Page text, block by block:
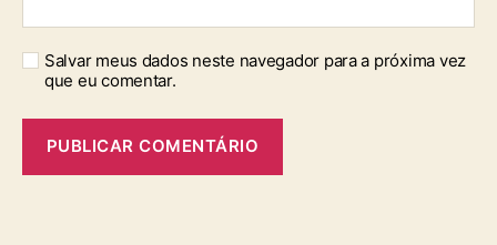
Salvar meus dados neste navegador para a próxima vez
que eu comentar.